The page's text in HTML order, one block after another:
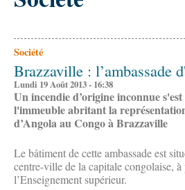
Société
Brazzaville : l’ambassade
Lundi 19 Août 2013 - 16:38
Un incendie d’origine inconnue
l'immeuble abritant la
d’Angola au Congo à Brazzaville
Le bâtiment de cette ambassade est
centre-ville de la capitale congolaise,
l’Enseignement supérieur.